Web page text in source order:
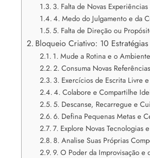
3. Falta de Novas
4. Medo do Julgamento e da
5. Falta de Direção ou
Bloqueio Criativo: 10
1. Mude a Rotina e o
2. Consuma Novas
3. Exercícios de Escrita Livre
4. Colabore e Compartilhe
5. Descanse, Recarregue e
6. Defina Pequenas Metas e
7. Explore Novas Tecnologias
8. Analise Suas Próprias
9. O Poder da Improvisação e